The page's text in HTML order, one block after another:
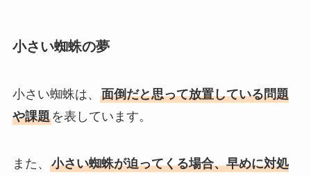
小さい蜘蛛の夢
小さい蜘蛛は、 面倒だと思って放置している問題
や課題を表しています。
また、 小さい蜘蛛が迫ってくる場合、早めに対処